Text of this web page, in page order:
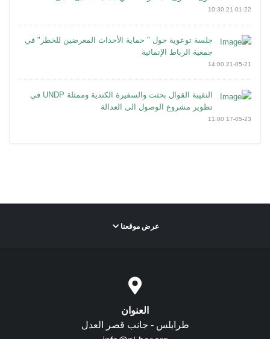
21-01-22 10:30
جلسة توعوية حول " حماية الأحداث المعرضين للخطر" في
جمعية الرباط الإنمائية
21-05-21 14:00
النقيبة القوال بحثت والسفيرة الكندية وممثلة UNDP في
تطوير مشروع الوصول الى العدالة
17-05-23 11:00
عرض موقعنا
العنوان
طرابلس - جانب قصر العدل